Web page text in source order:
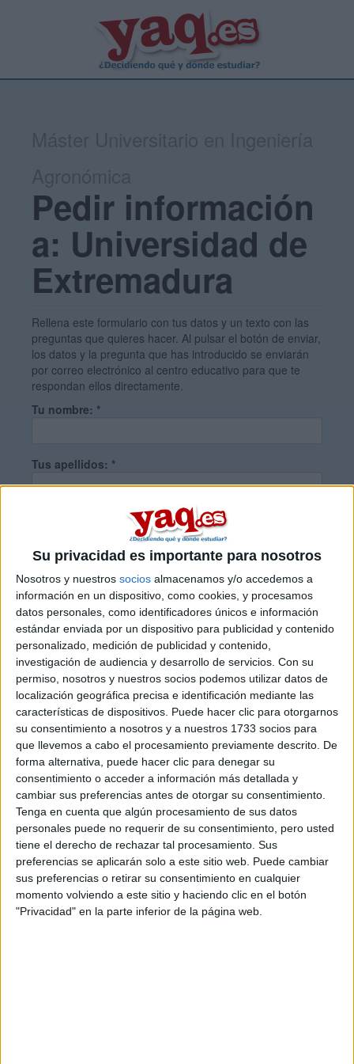
Su privacidad es importante para nosotros
Nosotros y nuestros socios almacenamos y/o accedemos a
información en un dispositivo, como cookies, y procesamos
datos personales, como identificadores únicos e información
estándar enviada por un dispositivo para publicidad y contenido
personalizado, medición de publicidad y contenido,
investigación de audiencia y desarrollo de servicios. Con su
permiso, nosotros y nuestros socios podemos utilizar datos de
localización geográfica precisa e identificación mediante las
características de dispositivos. Puede hacer clic para otorgarnos
su consentimiento a nosotros y a nuestros 1733 socios para
que llevemos a cabo el procesamiento previamente descrito. De
forma alternativa, puede hacer clic para denegar su
consentimiento o acceder a información más detallada y
cambiar sus preferencias antes de otorgar su consentimiento.
Tenga en cuenta que algún procesamiento de sus datos
personales puede no requerir de su consentimiento, pero usted
tiene el derecho de rechazar tal procesamiento. Sus
preferencias se aplicarán solo a este sitio web. Puede cambiar
sus preferencias o retirar su consentimiento en cualquier
momento volviendo a este sitio y haciendo clic en el botón
"Privacidad" en la parte inferior de la página web.
Pedir información
a: Universidad de
Extremadura
Rellena este formulario con tus datos y un texto con las
preguntas que quieres hacer. Al pulsar el botón de enviar,
los datos y la pregunta que has introducido se enviarán
por correo electrónico al centro educativo para que te
respondan ellos directamente.
Tu nombre: *
Tus apellidos: *
¿Qué quieres preguntar?*
Escribe aquí las dudas o preguntas que te gustaría que te
respondieran: plazos de preinscripción, precios, plazas
disponibles…:
Acepto lostérminos y condicionesy lapolítica de
privacidad :*
Información básica sobre protección de datos
Responsable:Compás Mediterráneo SL (Editora de la